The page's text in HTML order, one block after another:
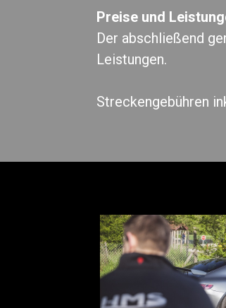
Preise und
Der abschließend
Leistungen.
Streckengebühren